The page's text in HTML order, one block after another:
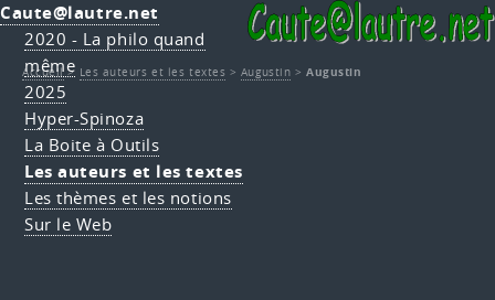
Caute@lautre.net
2020 - La philo quand
même
2025
Hyper-Spinoza
La Boite à Outils
Les auteurs et les textes
Les thèmes et les notions
Sur le Web
Accueil> Les auteurs et les textes > Augustin > Augustin